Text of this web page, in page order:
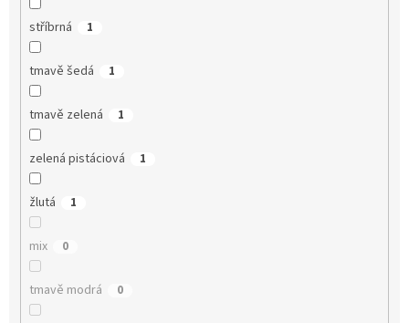
stříbrná 1
tmavě šedá 1
tmavě zelená 1
zelená pistáciová 1
žlutá 1
mix 0
tmavě modrá 0